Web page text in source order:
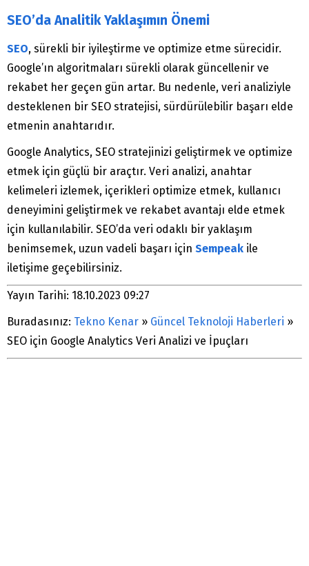
SEO’da Analitik Yaklaşımın Önemi
SEO, sürekli bir iyileştirme ve optimize etme sürecidir.
Google’ın algoritmaları sürekli olarak güncellenir ve
rekabet her geçen gün artar. Bu nedenle, veri analiziyle
desteklenen bir SEO stratejisi, sürdürülebilir başarı elde
etmenin anahtarıdır.
Google Analytics, SEO stratejinizi geliştirmek ve optimize
etmek için güçlü bir araçtır. Veri analizi, anahtar
kelimeleri izlemek, içerikleri optimize etmek, kullanıcı
deneyimini geliştirmek ve rekabet avantajı elde etmek
için kullanılabilir. SEO’da veri odaklı bir yaklaşım
benimsemek, uzun vadeli başarı için Sempeak ile
iletişime geçebilirsiniz.
Yayın Tarihi: 18.10.2023 09:27
Buradasınız: Tekno Kenar » Güncel Teknoloji Haberleri »
SEO için Google Analytics Veri Analizi ve İpuçları